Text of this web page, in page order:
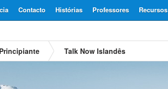
Recursos
Professores
Histórias
Contacto
Principiante Talk Now Islandês